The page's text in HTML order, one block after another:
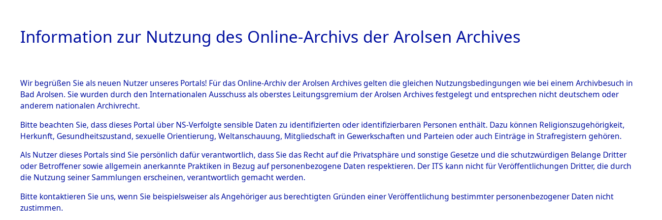
HOME BESTANDSBESCHREIBUNG ARCHIVALE ÜBERSICHT BILD
BESTÄNDE
Inhaftierungsdoku
mente
5. Verschiedenes
Todesmärsche
5.3.1 Alliierte
Ermittlungen zu den Orten Wallersdorf – Linz an der Donau.→
0001 (84606251)→0008 (84606260)
0008 (84606260)
Information zur Nutzung des Online-Archivs der Arolsen Archives
Wir begrüßen Sie als neuen Nutzer unseres Portals! Für das Online-Archiv der Arolsen Archives gelten die gleichen Nutzungsbedingungen wie bei einem Archivbesuch in
Bad Arolsen. Sie wurden durch den Internationalen Ausschuss als oberstes Leitungsgremium der Arolsen Archives festgelegt und entsprechen nicht deutschem oder
anderem nationalen Archivrecht.
Bitte beachten Sie, dass dieses Portal über NS-Verfolgte sensible Daten zu identifizierten oder identifizierbaren Personen enthält. Dazu können Religionszugehörigkeit,
Herkunft, Gesundheitszustand, sexuelle Orientierung, Weltanschauung, Mitgliedschaft in Gewerkschaften und Parteien oder auch Einträge in Strafregistern gehören.
Als Nutzer dieses Portals sind Sie persönlich dafür verantwortlich, dass Sie das Recht auf die Privatsphäre und sonstige Gesetze und die schutzwürdigen Belange Dritter
oder Betroffener sowie allgemein anerkannte Praktiken in Bezug auf personenbezogene Daten respektieren. Der ITS kann nicht für Veröffentlichungen Dritter, die durch
die Nutzung seiner Sammlungen erscheinen, verantwortlich gemacht werden.
Bitte kontaktieren Sie uns, wenn Sie beispielsweiser als Angehöriger aus berechtigten Gründen einer Veröffentlichung bestimmter personenbezogener Daten nicht
zustimmen.